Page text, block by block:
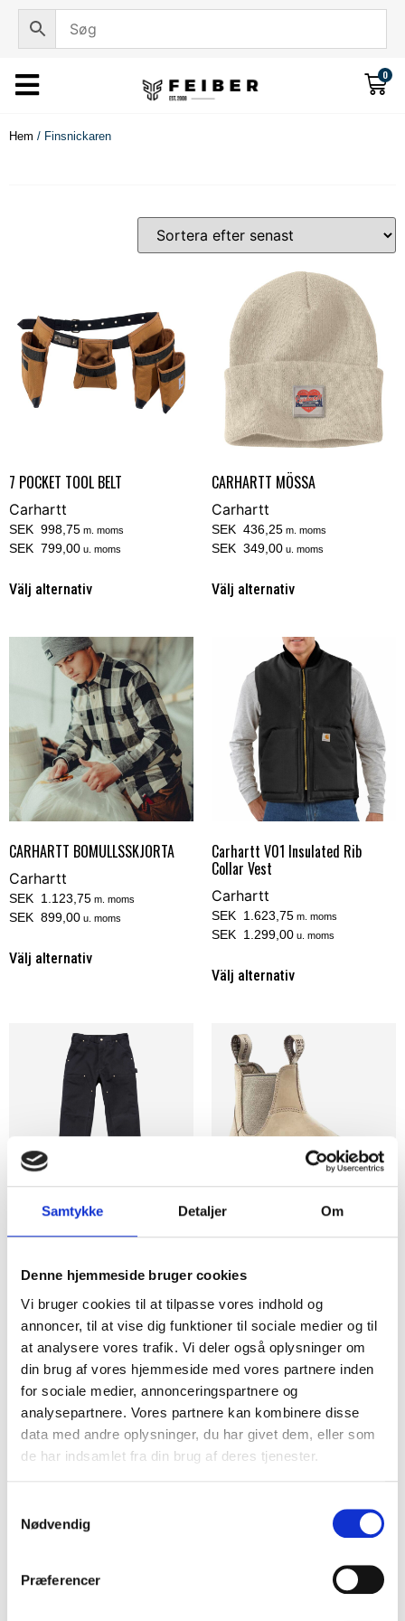
Samtykke Detaljer Om
Denne hjemmeside bruger cookies
Vi bruger cookies til at tilpasse vores indhold og
annoncer, til at vise dig funktioner til sociale medier og til
at analysere vores trafik. Vi deler også oplysninger om
din brug af vores hjemmeside med vores partnere inden
for sociale medier, annonceringspartnere og
analysepartnere. Vores partnere kan kombinere disse
data med andre oplysninger, du har givet dem, eller som
de har indsamlet fra din brug af deres tjenester.
Nødvendig
Præferencer
0
Hem / Finsnickaren
7 POCKET TOOL BELT
Carhartt
SEK 998,75 m. moms
SEK 799,00 u. moms
Välj alternativ
CARHARTT MÖSSA
Carhartt
SEK 436,25 m. moms
SEK 349,00 u. moms
Välj alternativ
CARHARTT BOMULLSSKJORTA
Carhartt
SEK 1.123,75 m. moms
SEK 899,00 u. moms
Välj alternativ
Carhartt V01 Insulated Rib
Collar Vest
Carhartt
SEK 1.623,75 m. moms
SEK 1.299,00 u. moms
Välj alternativ
Carhartt B01 Double-Front
Carhartt
SEK 1.623,75m. moms
SEK 1.299,00u. moms
Välj alternativ
Steel blue hobart ankelstövlel –
Steel Blue
SEK 2.748,75m. moms
SEK 2.199,00u. moms
Välj alternativ